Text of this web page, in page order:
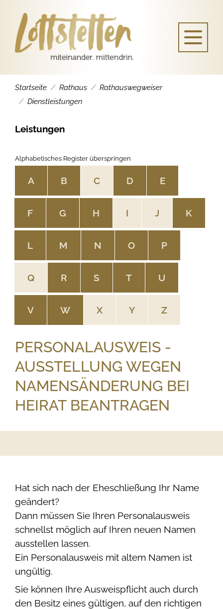
Startseite Rathaus
Rathauswegweiser
Dienstleistungen
Leistungen
Alphabetisches Register überspringen
A B C D E
F G H I J K
L M N O P
Q R S T U
V W X Y Z
PERSONALAUSWEIS -
AUSSTELLUNG WEGEN
NAMENSÄNDERUNG BEI
HEIRAT BEANTRAGEN
Hat sich nach der Eheschließung Ihr Name
geändert?
Dann müssen Sie Ihren Personalausweis
schnellst möglich auf Ihren neuen Namen
ausstellen lassen.
Ein Personalausweis mit altem Namen ist
ungültig.
Sie können Ihre Ausweispflicht auch durch
den Besitz eines gültigen, auf den richtigen